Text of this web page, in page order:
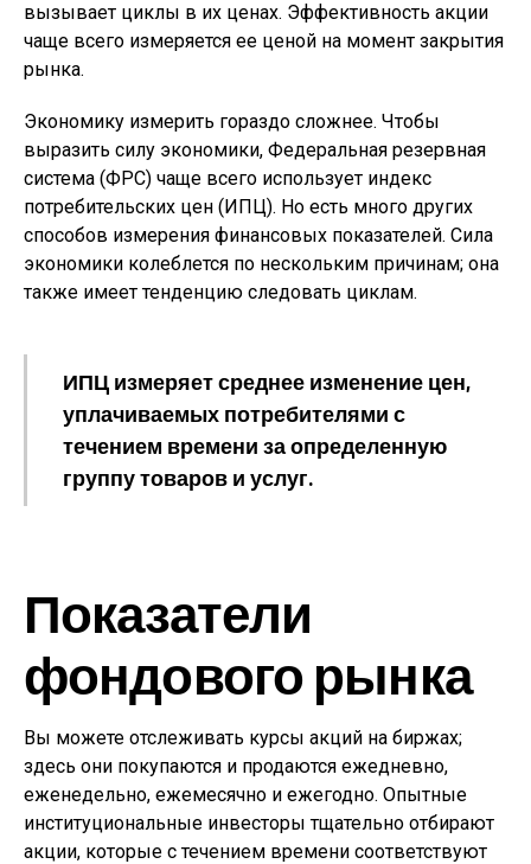
вызывает циклы в их ценах. Эффективность акции
чаще всего измеряется ее ценой на момент закрытия
рынка.
Экономику измерить гораздо сложнее. Чтобы
выразить силу экономики, Федеральная резервная
система (ФРС) чаще всего использует индекс
потребительских цен (ИПЦ). Но есть много других
способов измерения финансовых показателей. Сила
экономики колеблется по нескольким причинам; она
также имеет тенденцию следовать циклам.
ИПЦ измеряет среднее изменение цен,
уплачиваемых потребителями с
течением времени за определенную
группу товаров и услуг.
Показатели
фондового рынка
Вы можете отслеживать курсы акций на биржах;
здесь они покупаются и продаются ежедневно,
еженедельно, ежемесячно и ежегодно. Опытные
институциональные инвесторы тщательно отбирают
акции, которые с течением времени соответствуют